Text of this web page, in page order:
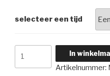
selecteer een tijd
In
Artikelnummer: